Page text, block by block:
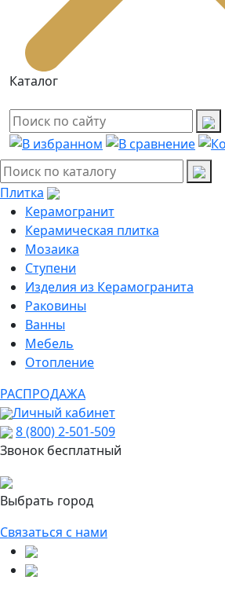
Каталог
Плитка
Керамогранит
Керамическая плитка
Мозаика
Ступени
Изделия из Керамогранита
Раковины
Ванны
Мебель
Отопление
РАСПРОДАЖА
Личный кабинет
8 (800) 2-501-509
Звонок бесплатный
Выбрать город
Связаться с нами